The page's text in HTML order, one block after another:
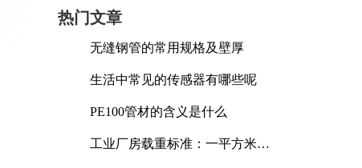
热门文章
无缝钢管的常用规格及壁厚
生活中常见的传感器有哪些呢
PE100管材的含义是什么
工业厂房载重标准：一平方米能